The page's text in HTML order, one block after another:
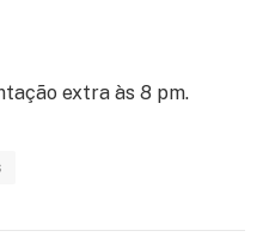
extra às 8 pm.